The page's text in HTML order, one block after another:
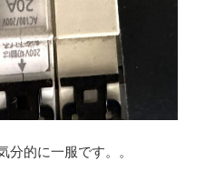
的に一服です。。